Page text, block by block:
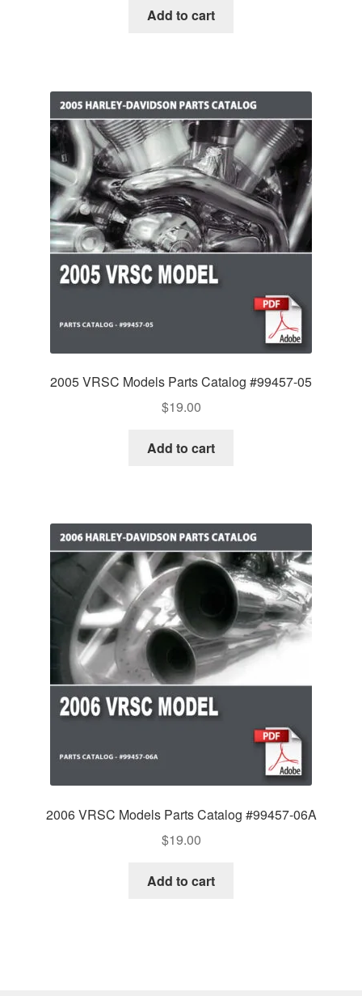
Add to cart
2005 VRSC Models Parts Catalog #99457-05
$19.00
Add to cart
2006 VRSC Models Parts Catalog #99457-06A
$19.00
Add to cart